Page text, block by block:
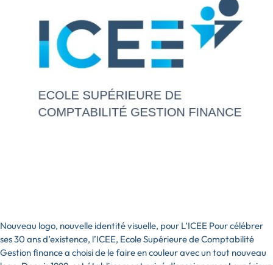
Nouveau logo, nouvelle identité visuelle, pour L’ICEE Pour célébrer
ses 30 ans d’existence, l’ICEE, Ecole Supérieure de Comptabilité
Gestion finance a choisi de le faire en couleur avec un tout nouveau